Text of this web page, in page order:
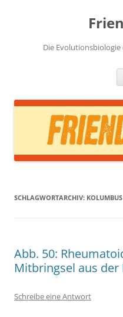
Die
SCHLAGWORTARCHIV: KOLUMBUS
Abb. 50:
Mitbringsel aus der
Schreibe eine Antwort